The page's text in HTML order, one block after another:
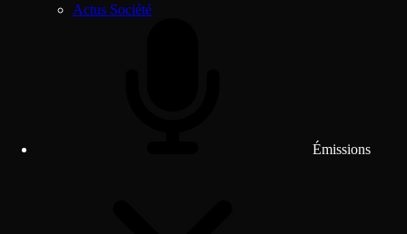
Actus Société
Émissions